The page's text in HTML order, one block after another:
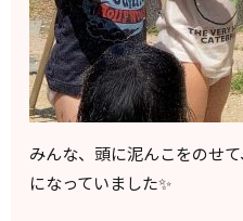
みんな、頭に泥んこをのせ
になっていました✨